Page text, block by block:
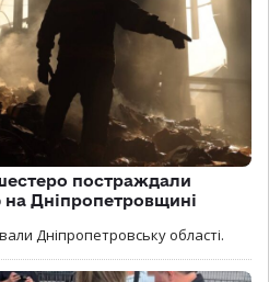
постраждали
на Дніпропетровщині
Дніпропетровську області.